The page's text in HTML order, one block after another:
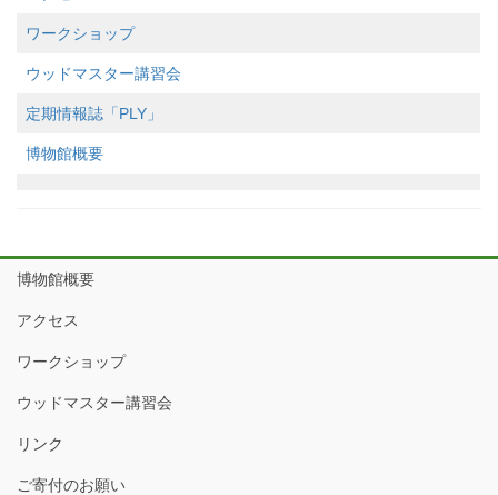
ワークショップ
ウッドマスター講習会
定期情報誌「PLY」
博物館概要
博物館概要
アクセス
ワークショップ
ウッドマスター講習会
リンク
ご寄付のお願い